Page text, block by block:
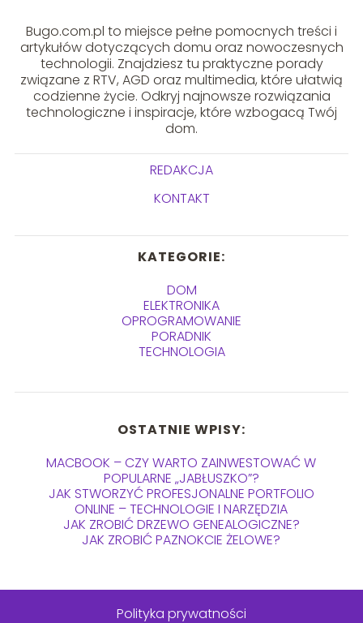
Bugo.com.pl to miejsce pełne pomocnych treści i
artykułów dotyczących domu oraz nowoczesnych
technologii. Znajdziesz tu praktyczne porady
związane z RTV, AGD oraz multimedia, które ułatwią
codzienne życie. Odkryj najnowsze rozwiązania
technologiczne i inspiracje, które wzbogacą Twój
dom.
REDAKCJA
KONTAKT
KATEGORIE:
DOM
ELEKTRONIKA
OPROGRAMOWANIE
PORADNIK
TECHNOLOGIA
OSTATNIE WPISY:
MACBOOK – CZY WARTO ZAINWESTOWAĆ W
POPULARNE „JABŁUSZKO”?
JAK STWORZYĆ PROFESJONALNE PORTFOLIO
ONLINE – TECHNOLOGIE I NARZĘDZIA
JAK ZROBIĆ DRZEWO GENEALOGICZNE?
JAK ZROBIĆ PAZNOKCIE ŻELOWE?
Polityka prywatności